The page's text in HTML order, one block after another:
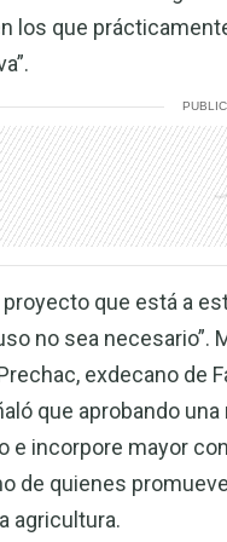
los que
que está a
no sea necesario”.
exdecano de
que aprobando
e incorpore mayor
de quienes
agricultura.